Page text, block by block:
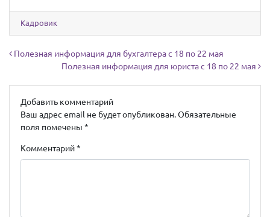
Кадровик
Навигация по записям
Полезная информация для бухгалтера с 18 по 22 мая
Полезная информация для юриста с 18 по 22 мая
Добавить комментарий
Ваш адрес email не будет опубликован. Обязательные
поля помечены *
Комментарий*